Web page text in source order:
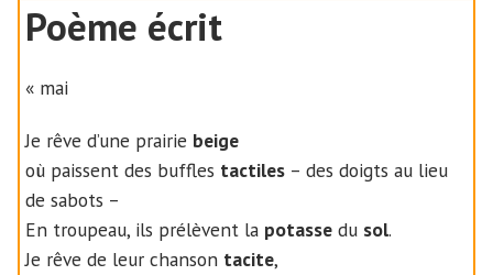
Poème écrit
« mai
Je rêve d’une prairie beige
où paissent des buffles tactiles – des doigts au lieu
de sabots –
En troupeau, ils prélèvent la potasse du sol.
Je rêve de leur chanson tacite,